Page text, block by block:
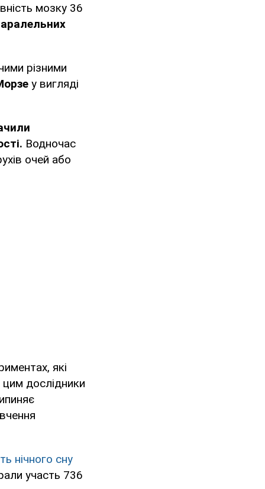
мозку 36
різними
у вигляді
Водночас
очей або
які
дослідники
нічного сну
участь 736